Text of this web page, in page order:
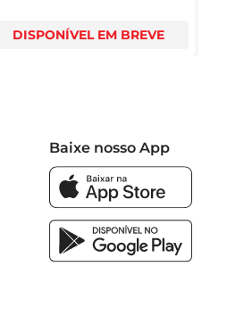
DISPONÍVEL EM BREVE
Baixe nosso App